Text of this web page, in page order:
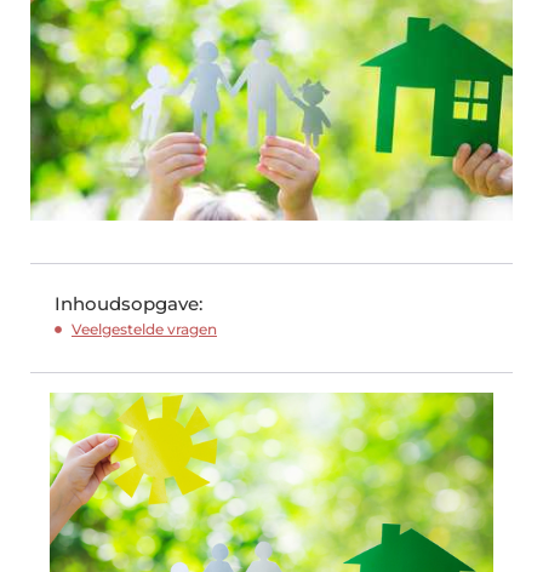
Inhoudsopgave:
Veelgestelde vragen